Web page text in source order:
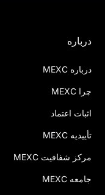
درباره
درباره MEXC
چرا MEXC
اثبات اعتماد
تأییدیه MEXC
مرکز شفافیت MEXC
جامعه MEXC